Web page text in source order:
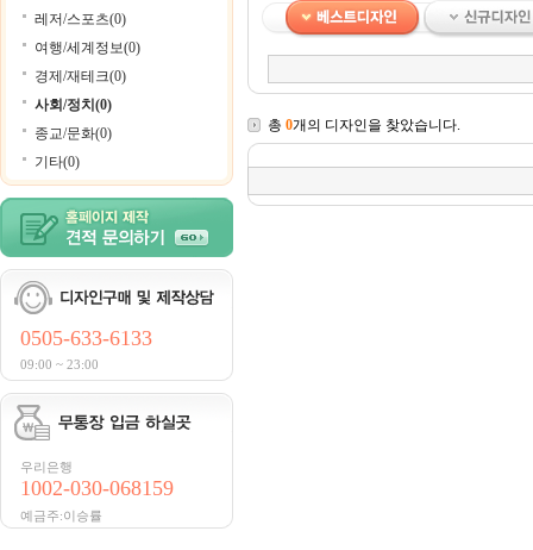
레저/스포츠(0)
여행/세계정보(0)
경제/재테크(0)
사회/정치(0)
종교/문화(0)
기타(0)
0505-633-6133
09:00 ~ 23:00
우리은행
1002-030-068159
예금주:이승률
총 0개의 디자인을 찾았습니다.